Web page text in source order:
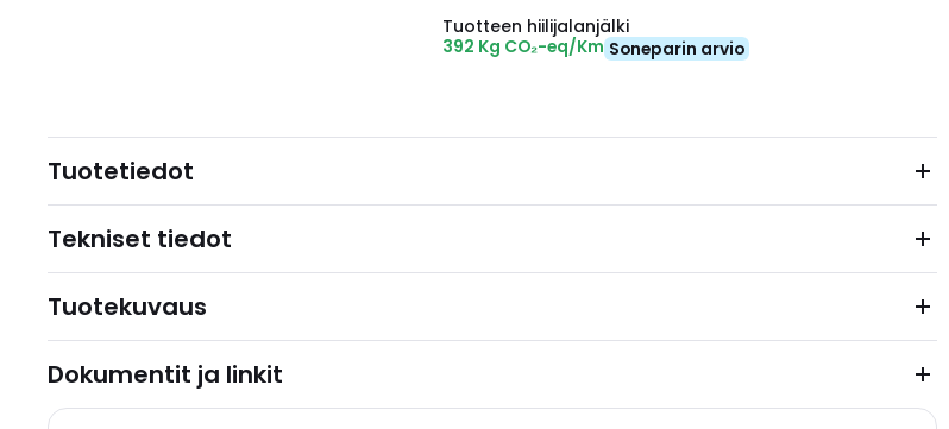
Tuotteen hiilijalanjälki
392 Kg CO₂-eq/Km Soneparin arvio
Tuotetiedot
Tekniset tiedot
Tuotekuvaus
Dokumentit ja linkit